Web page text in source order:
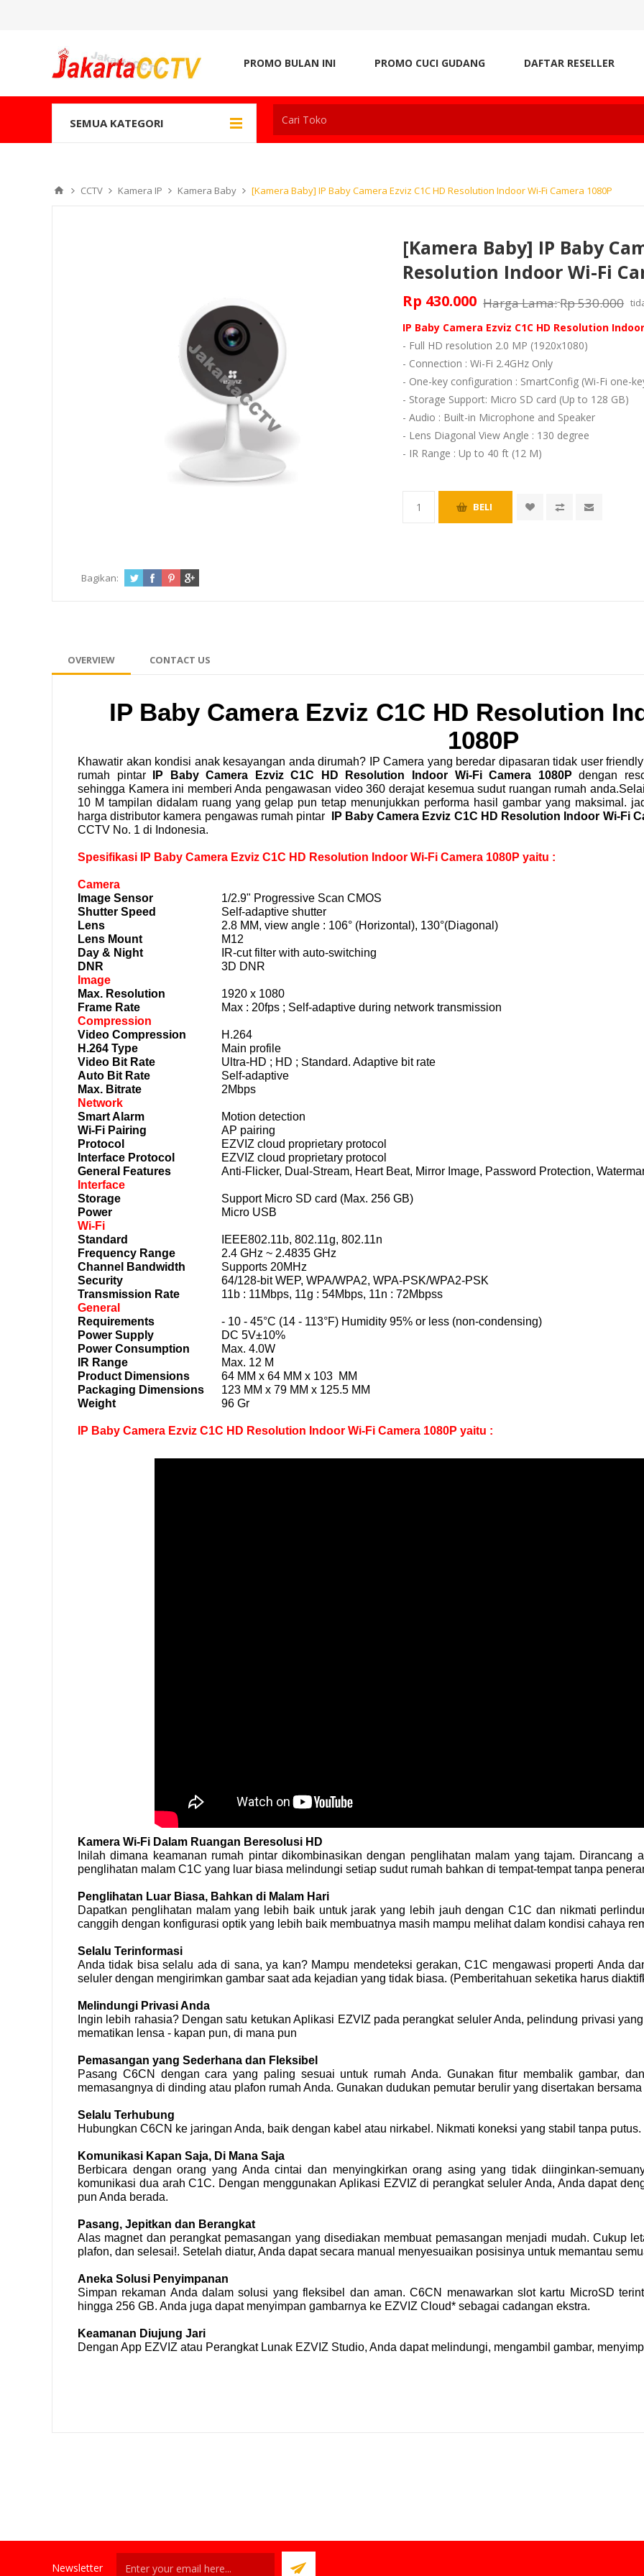
PROMO BULAN INI PROMO CUCI GUDANG DAFTAR RESELLER
SEMUA KATEGORI
CCTV Kamera IP Kamera Baby [Kamera Baby] IP Baby Camera Ezviz C1C HD Resolution Indoor Wi-Fi Camera 1080P
[Kamera Baby] IP Baby
Resolution Indoor Wi-Fi
Rp 430.000 Harga Lama:Rp 530.000
IP Baby Camera Ezviz C1C HD Resolution
- Full HD resolution 2.0 MP (1920x1080)
- Connection : Wi-Fi 2.4GHz Only
- One-key configuration : SmartConfig (Wi-Fi one-
- Storage Support: Micro SD card (Up to 128 GB)
- Audio : Built-in Microphone and Speaker
- Lens Diagonal View Angle : 130 degree
- IR Range : Up to 40 ft (12 M)
Bagikan:
OVERVIEW CONTACT US
IP Baby Camera Ezviz C1C HD Resolution
1080P
Khawatir akan kondisi anak kesayangan anda dirumah? IP Camera yang beredar dipasaran tidak user
rumah pintar
IP Baby Camera Ezviz C1C HD Resolution Indoor Wi-Fi Camera 1080P dengan
sehingga Kamera ini memberi Anda pengawasan video 360 derajat kesemua sudut ruangan rumah
10 M tampilan didalam ruang yang gelap pun tetap menunjukkan performa hasil gambar yang maksimal.
harga distributor kamera pengawas rumah pintar
IP Baby Camera Ezviz C1C HD Resolution Indoor Wi-Fi
CCTV No. 1 di Indonesia.
Spesifikasi IP Baby Camera Ezviz C1C HD Resolution Indoor Wi-Fi Camera 1080P yaitu :
Camera
Image Sensor
1/2.9" Progressive Scan CMOS
Shutter Speed
Self-adaptive shutter
Lens
2.8 MM, view angle : 106° (Horizontal), 130°(Diagonal)
Lens Mount
M12
Day & Night
IR-cut filter with auto-switching
DNR
3D DNR
Image
Max. Resolution
1920 x 1080
Frame Rate
Max : 20fps ; Self-adaptive during network transmission
Compression
Video Compression
H.264
H.264 Type
Main profile
Video Bit Rate
Ultra-HD ; HD ; Standard. Adaptive bit rate
Auto Bit Rate
Self-adaptive
Max. Bitrate
2Mbps
Network
Smart Alarm
Motion detection
Wi-Fi Pairing
AP pairing
Protocol
EZVIZ cloud proprietary protocol
Interface Protocol
EZVIZ cloud proprietary protocol
General Features
Anti-Flicker, Dual-Stream, Heart Beat, Mirror Image, Password Protection,
Interface
Storage
Support Micro SD card (Max. 256 GB)
Power
Micro USB
Wi-Fi
Standard
IEEE802.11b, 802.11g, 802.11n
Frequency Range
2.4 GHz ~ 2.4835 GHz
Channel Bandwidth
Supports 20MHz
Security
64/128-bit WEP, WPA/WPA2, WPA-PSK/WPA2-PSK
Transmission Rate
11b : 11Mbps, 11g : 54Mbps, 11n : 72Mbpss
General
Requirements
- 10 - 45°C (14 - 113°F) Humidity 95% or less (non-condensing)
Power Supply
DC 5V±10%
Power Consumption
Max. 4.0W
IR Range
Max. 12 M
Product Dimensions
64 MM x 64 MM x 103 MM
Packaging Dimensions
123 MM x 79 MM x 125.5 MM
Weight
96 Gr
IP Baby Camera Ezviz C1C HD Resolution Indoor Wi-Fi Camera 1080P yaitu :
Kamera Wi-Fi Dalam Ruangan Beresolusi HD
Inilah dimana keamanan rumah pintar dikombinasikan dengan penglihatan malam yang tajam. Dirancang
penglihatan malam C1C yang luar biasa melindungi setiap sudut rumah bahkan di tempat-tempat tanpa
Penglihatan Luar Biasa, Bahkan di Malam Hari
Dapatkan penglihatan malam yang lebih baik untuk jarak yang lebih jauh dengan C1C dan nikmati
canggih dengan konfigurasi optik yang lebih baik membuatnya masih mampu melihat dalam kondisi cahaya
Selalu Terinformasi
Anda tidak bisa selalu ada di sana, ya kan? Mampu mendeteksi gerakan, C1C mengawasi properti Anda
seluler dengan mengirimkan gambar saat ada kejadian yang tidak biasa. (Pemberitahuan seketika harus
Melindungi Privasi Anda
Ingin lebih rahasia? Dengan satu ketukan Aplikasi EZVIZ pada perangkat seluler Anda, pelindung privasi
mematikan lensa - kapan pun, di mana pun
Pemasangan yang Sederhana dan Fleksibel
Pasang C6CN dengan cara yang paling sesuai untuk rumah Anda. Gunakan fitur membalik gambar,
memasangnya di dinding atau plafon rumah Anda. Gunakan dudukan pemutar berulir yang disertakan
Selalu Terhubung
Hubungkan C6CN ke jaringan Anda, baik dengan kabel atau nirkabel. Nikmati koneksi yang stabil tanpa putus.
Komunikasi Kapan Saja, Di Mana Saja
Berbicara dengan orang yang Anda cintai dan menyingkirkan orang asing yang tidak diinginkan-
komunikasi dua arah C1C. Dengan menggunakan Aplikasi EZVIZ di perangkat seluler Anda, Anda dapat
pun Anda berada.
Pasang, Jepitkan dan Berangkat
Alas magnet dan perangkat pemasangan yang disediakan membuat pemasangan menjadi mudah. Cukup
plafon, dan selesai!. Setelah diatur, Anda dapat secara manual menyesuaikan posisinya untuk memantau
Aneka Solusi Penyimpanan
Simpan rekaman Anda dalam solusi yang fleksibel dan aman. C6CN menawarkan slot kartu MicroSD
hingga 256 GB. Anda juga dapat menyimpan gambarnya ke EZVIZ Cloud* sebagai cadangan ekstra.
Keamanan Diujung Jari
Dengan App EZVIZ atau Perangkat Lunak EZVIZ Studio, Anda dapat melindungi, mengambil gambar,
Newsletter